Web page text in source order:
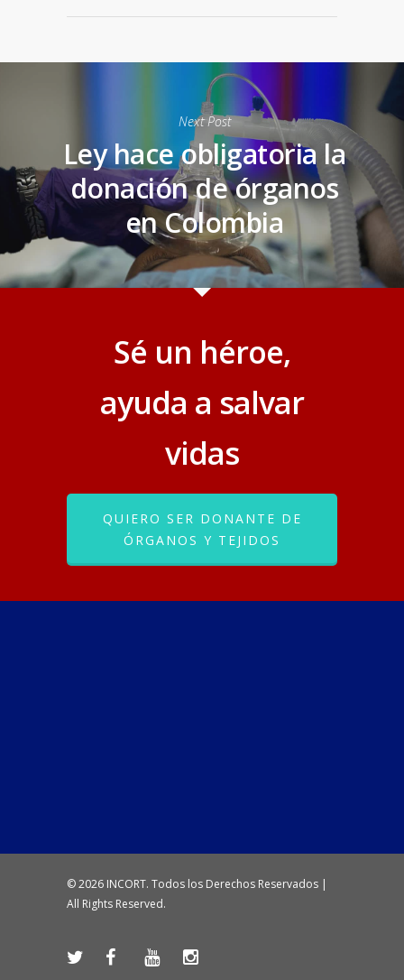
Next Post
Ley hace obligatoria la
donación de órganos
en Colombia
Sé un héroe,
ayuda a salvar
vidas
QUIERO SER DONANTE DE
ÓRGANOS Y TEJIDOS
© 2026 INCORT. Todos los Derechos Reservados |
All Rights Reserved.